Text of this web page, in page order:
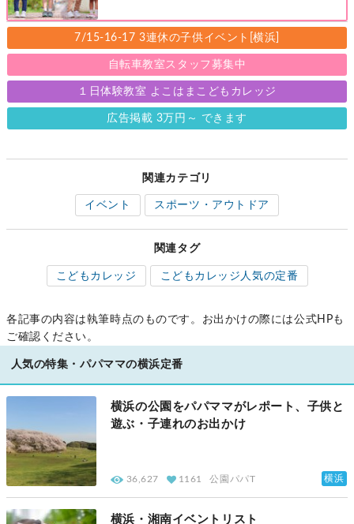
店・町田店・マルイファミリー溝口店］
7/15-16-17 3連休の子供イベント[横浜]
自転車教室スタッフ募集中
１日体験教室 よこはまこどもカレッジ
広告掲載 3万円～ できます
関連カテゴリ
イベント スポーツ・アウトドア
関連タグ
こどもカレッジ こどもカレッジ人気の定番
各記事の内容は執筆時点のものです。お出かけの際には公式HPも
ご確認ください。
人気の特集・パパママの横浜定番
横浜の公園をパパママがレポート、子供と
遊ぶ・子連れのお出かけ
36,627 1161 公園パパT 横浜
横浜・湘南イベントリスト